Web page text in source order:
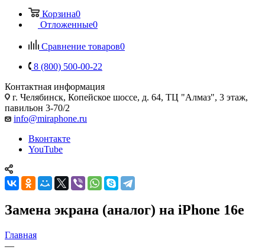
Корзина0
Отложенные0
Сравнение товаров0
8 (800) 500-00-22
Контактная информация
г. Челябинск, Копейское шоссе, д. 64, ТЦ "Алмаз", 3 этаж,
павильон 3-70/2
info@miraphone.ru
Вконтакте
YouTube
Замена экрана (аналог) на iPhone 16e
Главная
—